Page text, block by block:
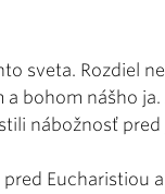
sveta. Rozdiel
bohom nášho
nábožnosť
Eucharistiou